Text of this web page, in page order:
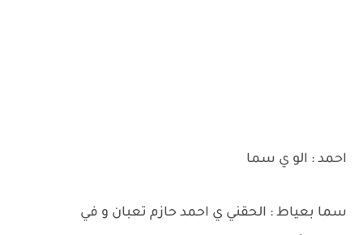
احمد : الو ي سما
سما بعياط : الحقني ي احمد حازم تعبان و في